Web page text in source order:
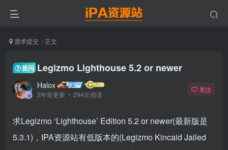
需求提交 正文
提问 Legizmo Lighthouse 5.2 or newer
Halox
2年前更新 294次阅读
关注
求Legizmo ‘Lighthouse’ Edition 5.2 or newer(最新版是
5.3.1)，IPA资源站有低版本的(Legizmo Kincaid Jailed